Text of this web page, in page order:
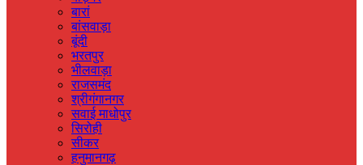
बारां
बांसवाड़ा
बूंदी
भरतपुर
भीलवाड़ा
राजसमंद
श्रीगंगानगर
सवाई माधोपुर
सिरोही
सीकर
हनुमानगढ़